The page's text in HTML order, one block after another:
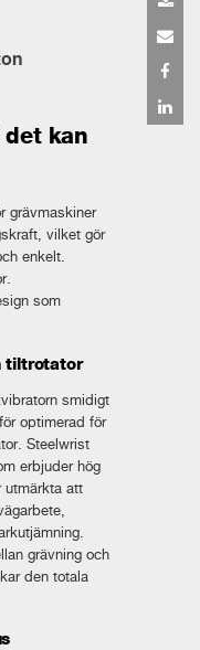
kan
grävmaskiner
vilket gör
enkelt.
som
tiltrotator
smidigt
optimerad för
Steelwrist
erbjuder hög
utmärkta att
grävning och
den totala